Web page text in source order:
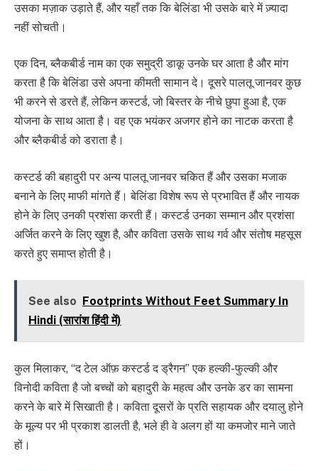
उसका मज़ाक उड़ाते हैं, और यहाँ तक कि बेलिंडा भी उसके बारे में ज़्यादा
नहीं सोचती।
एक दिन, ब्लैकबीर्ड नाम का एक समुद्री डाकू उनके घर आता है और मांग
करता है कि बेलिंडा उसे अपना कीमती सामान दे। दूसरे पालतू जानवर कुछ
भी करने से डरते हैं, लेकिन कस्टर्ड, जो बिस्तर के नीचे छुपा हुआ है, एक
योजना के साथ आता है। वह एक भयंकर अजगर होने का नाटक करता है
और ब्लैकबीर्ड को डराता है।
कस्टर्ड की बहादुरी पर अन्य पालतू जानवर चकित हैं और उसका मजाक
बनाने के लिए माफी मांगते हैं। बेलिंडा विशेष रूप से प्रभावित हैं और नायक
होने के लिए उनकी प्रशंसा करती हैं। कस्टर्ड उनका सम्मान और प्रशंसा
अर्जित करने के लिए खुश है, और कविता उसके साथ गर्व और संतोष महसूस
करते हुए समाप्त होती है।
See also
Footprints Without Feet Summary In
Hindi (सारांश हिंदी में)
कुल मिलाकर, “द टेल ऑफ़ कस्टर्ड द ड्रैगन” एक हल्की-फुल्की और
विनोदी कविता है जो बच्चों को बहादुरी के महत्व और उनके डर का सामना
करने के बारे में सिखाती है। कविता दूसरों के प्रति सहायक और दयालु होने
के मूल्य पर भी प्रकाश डालती है, भले ही वे अलग हों या कमजोर माने जाते
हों।